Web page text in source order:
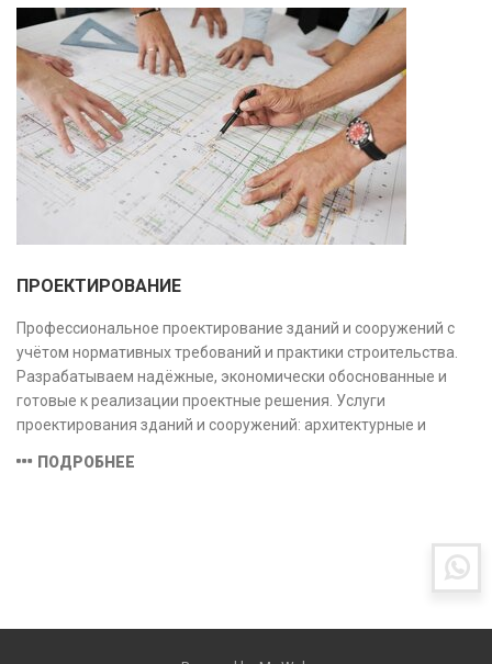
ПРОЕКТИРОВАНИЕ
Профессиональное проектирование зданий и сооружений с
учётом нормативных требований и практики строительства.
Разрабатываем надёжные, экономически обоснованные и
готовые к реализации проектные решения. Услуги
проектирования зданий и сооружений: архитектурные и
сметная документация. Полный цикл работ с учётом норм и
ПОДРОБНЕЕ